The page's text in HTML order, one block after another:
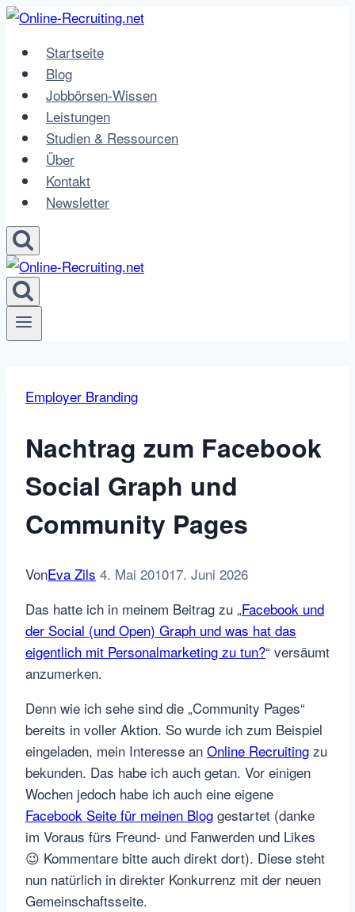
Zum
springenStartseite
Blog
Jobbörsen-Wissen
Leistungen
Studien & Ressourcen
Über
Kontakt
Newsletter
Employer Branding
Nachtrag zum Facebook
Social Graph und
Community Pages
VonEva Zils 4. Mai 201017. Juni 2026
Das hatte ich in meinem Beitrag zu „Facebook und
der Social (und Open) Graph und was hat das
eigentlich mit Personalmarketing zu tun?“ versäumt
anzumerken.
Denn wie ich sehe sind die „Community Pages“
bereits in voller Aktion. So wurde ich zum Beispiel
eingeladen, mein Interesse an Online Recruiting zu
bekunden. Das habe ich auch getan. Vor einigen
Wochen jedoch habe ich auch eine eigene
Facebook Seite für meinen Blog gestartet (danke
im Voraus fürs Freund- und Fanwerden und Likes
😉 Kommentare bitte auch direkt dort). Diese steht
nun natürlich in direkter Konkurrenz mit der neuen
Gemeinschaftsseite.